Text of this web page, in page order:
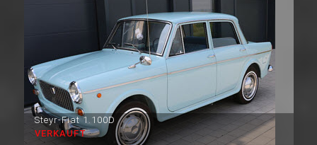
Steyr-Fiat 1.100D
VERKAUFT